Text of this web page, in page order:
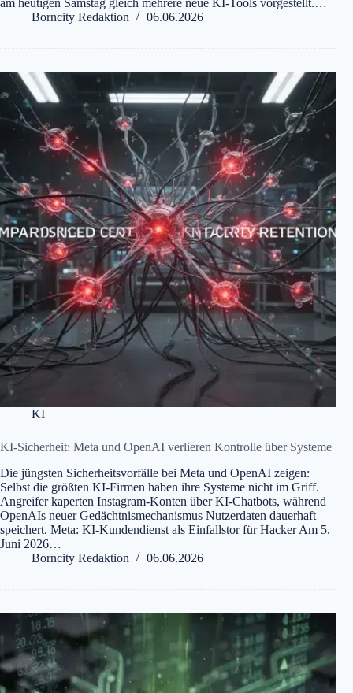
Borncity Redaktion
06.06.2026
KI
KI-Sicherheit: Meta und OpenAI verlieren Kontrolle über Systeme
Die jüngsten Sicherheitsvorfälle bei Meta und OpenAI zeigen:
Selbst die größten KI-Firmen haben ihre Systeme nicht im Griff.
Angreifer kaperten Instagram-Konten über KI-Chatbots, während
OpenAIs neuer Gedächtnismechanismus Nutzerdaten dauerhaft
speichert. Meta: KI-Kundendienst als Einfallstor für Hacker Am 5.
Juni 2026…
Borncity Redaktion
06.06.2026